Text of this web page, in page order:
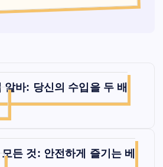
알바: 당신의 수입을 두 배
든 것: 안전하게 즐기는 베